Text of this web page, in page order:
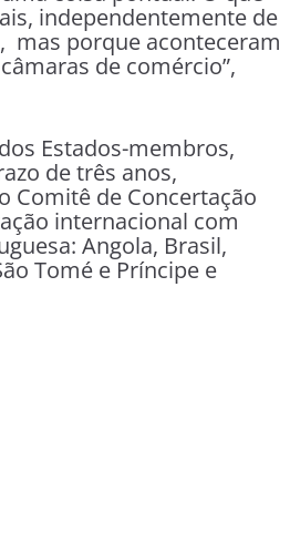
independentemente de
mas porque aconteceram
de comércio”,
Estados-membros,
de três anos,
Comitê de Concertação
internacional com
Angola, Brasil,
Tomé e Príncipe e